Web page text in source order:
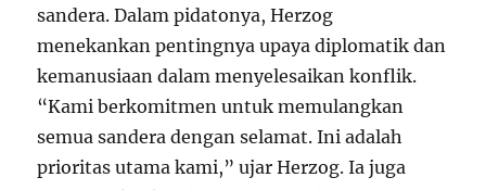
sandera. Dalam pidatonya, Herzog
menekankan pentingnya upaya diplomatik dan
kemanusiaan dalam menyelesaikan konflik.
“Kami berkomitmen untuk memulangkan
semua sandera dengan selamat. Ini adalah
prioritas utama kami,” ujar Herzog. Ia juga